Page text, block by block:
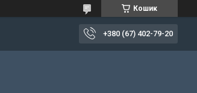
Кошик
+380 (67) 402-79-20